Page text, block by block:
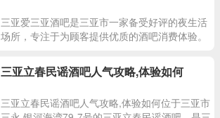
三亚爱三亚酒吧是三亚市一家备受好评的夜生活
场所，专注于为顾客提供优质的酒吧消费体验。
和美味小吃，感受到愉快的
三亚立春民谣酒吧人气攻略,体验如何
三亚立春民谣酒吧人气攻略,体验如何位于三亚市